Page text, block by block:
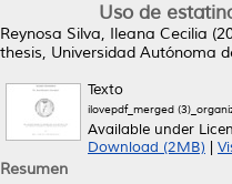
Uso de
Reynosa Silva, Ileana Cecilia
thesis, Universidad Autónoma
Texto
ilovepdf_merged
Available under
Download (2MB)
Resumen